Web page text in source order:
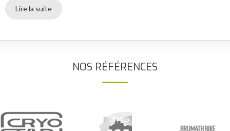
Lire la suite
NOS RÉFÉRENCES